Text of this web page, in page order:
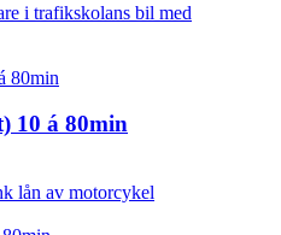
i trafikskolans bil med
10 á 80min
lån av motorcykel